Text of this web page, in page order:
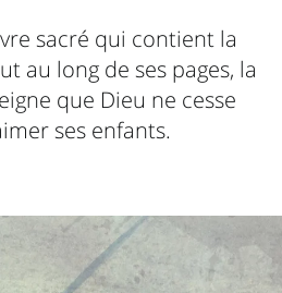
sacré qui contient la
au long de ses pages, la
que Dieu ne cesse
ses enfants.